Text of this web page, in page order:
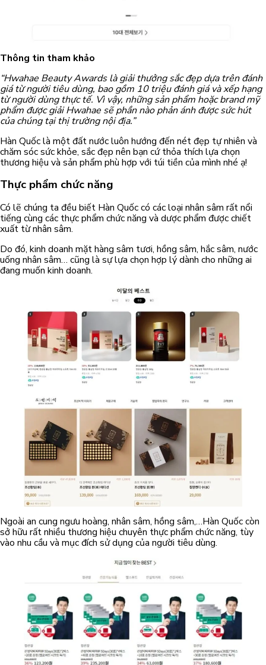
Thông tin tham khảo
“Hwahae Beauty Awards là giải thưởng sắc đẹp dựa trên đánh
giá từ người tiêu dùng, bao gồm 10 triệu đánh giá và xếp hạng
từ người dùng thực tế. Vì vậy, những sản phẩm hoặc brand mỹ
phẩm được giải Hwahae sẽ phần nào phản ánh được sức hút
của chúng tại thị trường nội địa.”
Hàn Quốc là một đất nước luôn hướng đến nét đẹp tự nhiên và
chăm sóc sức khỏe, sắc đẹp nên bạn cứ thỏa thích lựa chọn
thương hiệu và sản phẩm phù hợp với túi tiền của mình nhé ạ!
Thực phẩm chức năng
Có lẽ chúng ta đều biết Hàn Quốc có các loại nhân sâm rất nổi
tiếng cùng các thực phẩm chức năng và dược phẩm được chiết
xuất từ nhân sâm.
Do đó, kinh doanh mặt hàng sâm tươi, hồng sâm, hắc sâm, nước
uống nhân sâm… cũng là sự lựa chọn hợp lý dành cho những ai
đang muốn kinh doanh.
Ngoài an cung ngưu hoàng, nhân sâm, hồng sâm,…Hàn Quốc còn
sở hữu rất nhiều thương hiệu chuyên thực phẩm chức năng, tùy
vào nhu cầu và mục đích sử dụng của người tiêu dùng.